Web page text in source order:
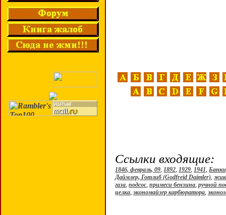
Ссылки входящие:
1846, февраль, 09,1892,1929,1941,
Даймлер, Готлиб (Godfreid Daimler),
газа,подсос,примеси бензина,ручной
целка,экономайзер карбюратора,